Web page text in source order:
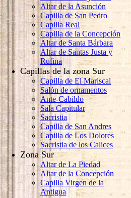
Altar de la Asunción
Capilla de San Pedro
Capilla Real
Capilla de la Concepción
Altar de Santa Bárbara
Altar de Santas Justa y
Rufina
Capillas de la zona Sur
Capilla de El Mariscal
Salón de ornamentos
Ante-Cabildo
Sala Capitular
Sacristia
Capilla de San Andres
Capilla de Los Dolores
Sacristia de los Calices
Zona Sur
Altar de La Piedad
Altar de la Concepción
Capilla Virgen de la
Antigua